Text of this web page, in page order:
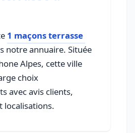
1 maçons terrasse
notre annuaire. Située
Alpes, cette ville
choix
avec avis clients,
localisations.